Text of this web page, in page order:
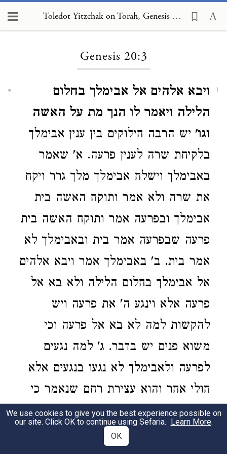
Toledot Yitzchak on Torah, Genesis 20:3
Genesis 20:3
1
ויבא אלהים אל אבימלך בחלום
הלילה ויאמר לו הנך מת על האשה
וגו' יש הרבה חילוקים בין ענין אבימלך
בלקיחת שרה לענין פרעה. א' שאמר
באבימלך וישלח אבימלך מלך גרר ויקח
את שרה ולא אמר ותוקח האשה בית
אבימלך ובפרעה אמר ותוקח האשה בית
פרעה שבפרעה אמר בית ובאבימלך לא
אמר בית. ב' באבימלך אמר ויבא אלהים
אל אבימלך בחלום הלילה ולא בא אל
פרעה אלא וינגע ה' את פרעה ויש
להקשות למה לא בא אל פרעה וכי
משוא פנים יש בדבר. ג' למה נגעים
לפרעה ולאבימלך לא נגעו בנגעים אלא
חולי אחר והוא עצירת רחם שנאמר כי
עצור עצר ה' בעד כל רחם לבית
אבימלך. ד' למה אמר ואבימלך לא קרב
We use cookies to give you the best experience possible on
our site. Click OK to continue using Sefaria. Learn More.
OK